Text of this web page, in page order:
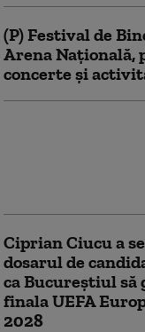
(P) Festival de
Arena Națională,
concerte și
Ciprian Ciucu a
dosarul de
ca Bucureştiul să
finala UEFA
2028